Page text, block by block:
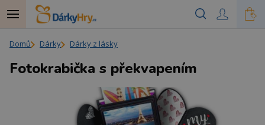
Domů Dárky Dárky z lásky
Fotokrabička s překvapením